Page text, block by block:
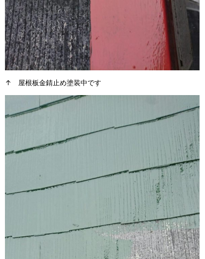
↑ 屋根板金錆止め塗装中です